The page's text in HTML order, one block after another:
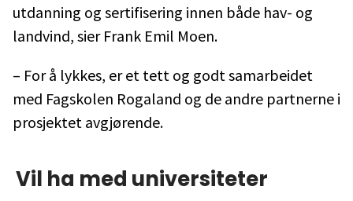
utdanning og sertifisering innen både hav- og
landvind, sier Frank Emil Moen.
– For å lykkes, er et tett og godt samarbeidet
med Fagskolen Rogaland og de andre partnerne i
prosjektet avgjørende.
Vil ha med universiteter